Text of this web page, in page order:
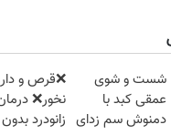
شست و شوی
عمقی کبد با
دمنوش سم زدای
❌قرص‌ و
نخور❌
زانودرد بدون